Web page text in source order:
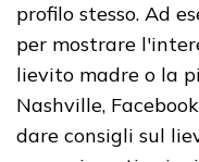
profilo stesso. Ad
per mostrare
lievito madre o la
Nashville,
dare consigli sul